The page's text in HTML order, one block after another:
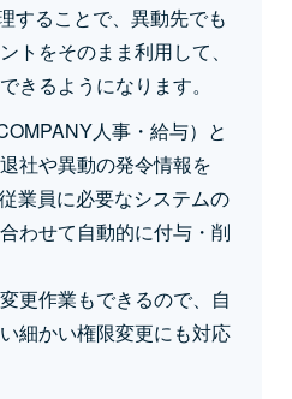
することで、異動先でも
トをそのまま利用して、
きるようになります。
人事・給与）と
社や異動の発令情報を
業員に必要なシステムの
わせて自動的に付与・削
更作業もできるので、自
細かい権限変更にも対応